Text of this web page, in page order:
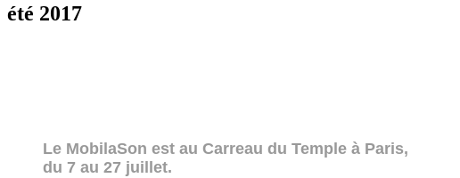
été 2017
Le MobilaSon est au Carreau du Temple à Paris,
du 7 au 27 juillet.